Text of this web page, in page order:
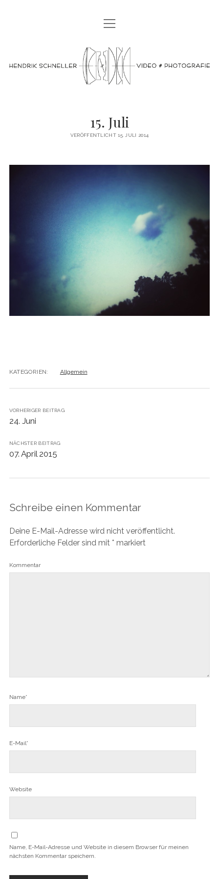
PLITSCH PLATSCH!
OSTSEESEHNSUCHT BINZ
OSTSEESEHNSUCHT BINZ 2023
OSTSEE SEHNSUCHT BINZ 2019
BERLIN BURLESQUE FESTIVAL Menü
BERLIN BURLESQUE FESTIVAL 2020
IMPRINT
facebookinstagram
Menü
öffnen
video
15. Juli
VERÖFFENTLICHT 15. JULI 2014
KATEGORIEN: Allgemein
VORHERIGER BEITRAG
24. Juni
NÄCHSTER BEITRAG
07. April 2015
Schreibe einen Kommentar
Deine E-Mail-Adresse wird nicht veröffentlicht.
Erforderliche Felder sind mit * markiert
Kommentar
Name*
E-Mail*
Website
Name, E-Mail-Adresse und Website in diesem Browser für meinen
nächsten Kommentar speichern.